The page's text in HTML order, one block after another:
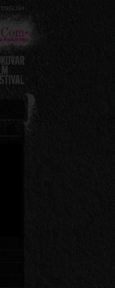
ENGLISH